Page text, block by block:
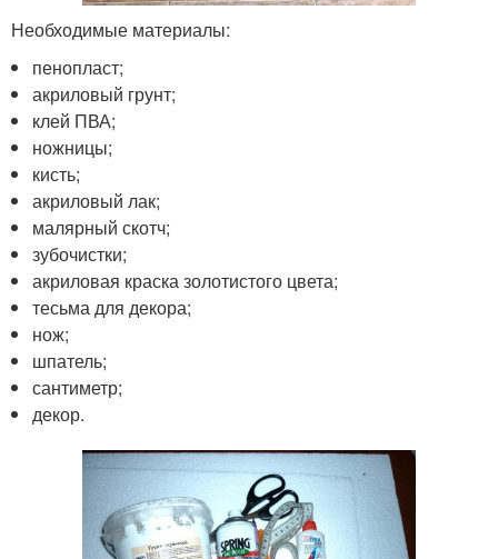
Необходимые материалы:
пенопласт;
акриловый грунт;
клей ПВА;
ножницы;
кисть;
акриловый лак;
малярный скотч;
зубочистки;
акриловая краска золотистого цвета;
тесьма для декора;
нож;
шпатель;
сантиметр;
декор.